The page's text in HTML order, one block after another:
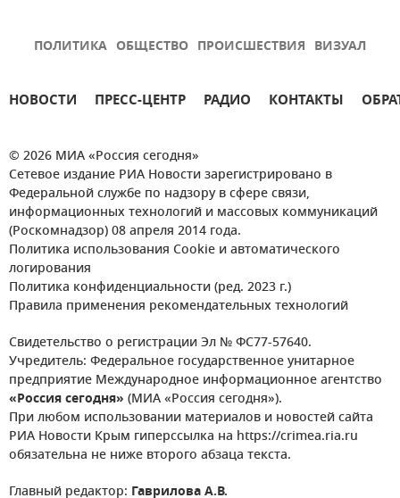
ПОЛИТИКА ОБЩЕСТВО ПРОИСШЕСТВИЯ ВИЗУАЛ
НОВОСТИ ПРЕСС-ЦЕНТР РАДИО КОНТАКТЫ
© 2026 МИА «Россия сегодня»
Сетевое издание РИА Новости зарегистрировано в
Федеральной службе по надзору в сфере связи,
информационных технологий и массовых коммуникаций
(Роскомнадзор) 08 апреля 2014 года.
Политика использования Cookie и автоматического
логирования
Политика конфиденциальности (ред. 2023 г.)
Правила применения рекомендательных технологий
Свидетельство о регистрации Эл № ФС77-57640.
Учредитель: Федеральное государственное унитарное
предприятие Международное информационное агентство
«Россия сегодня» (МИА «Россия сегодня»).
При любом использовании материалов и новостей сайта
РИА Новости Крым гиперссылка на https://crimea.ria.ru
обязательна не ниже второго абзаца текста.
Главный редактор: Гаврилова А.В.